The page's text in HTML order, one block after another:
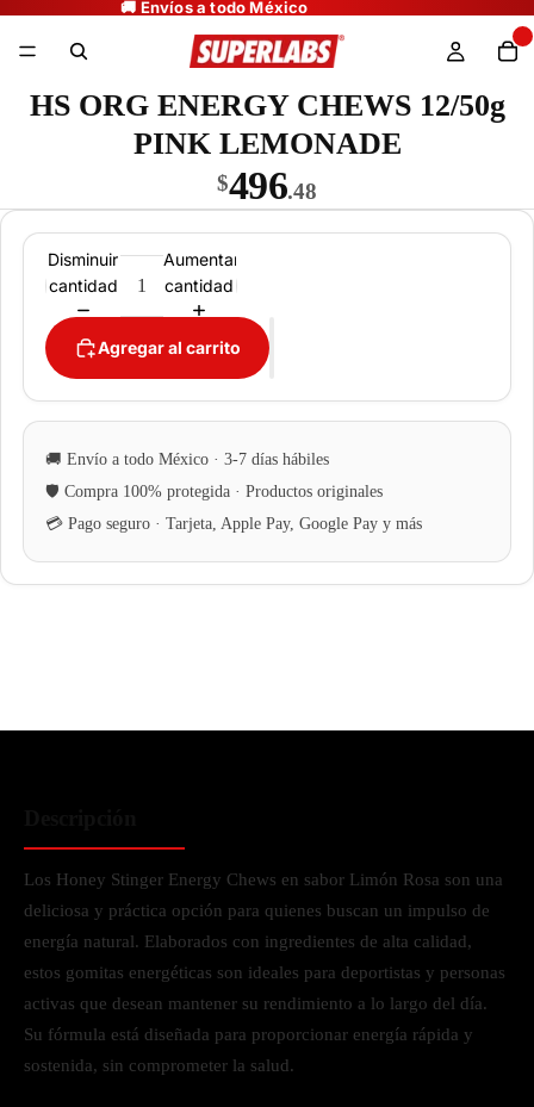
HS ORG ENERGY CHEWS 12/50g
PINK LEMONADE
$496.48
Disminuir
cantidad
Aumentar
cantidad
Agregar al carrito
Los Honey Stinger Energy Chews en sabor Limón Rosa son una
deliciosa y práctica opción para quienes buscan un impulso de
energía natural. Elaborados con ingredientes de alta calidad,
estos gomitas energéticas son ideales para deportistas y personas
activas que desean mantener su rendimiento a lo largo del día.
Su fórmula está diseñada para proporcionar energía rápida y
sostenida, sin comprometer la salud.